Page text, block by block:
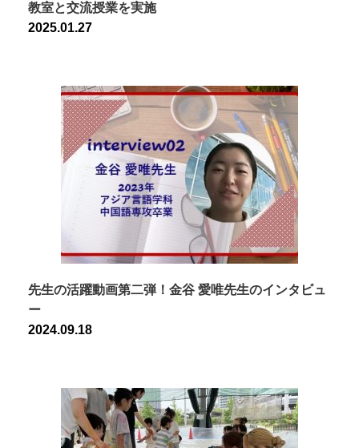
教室と交流授業を実施
2025.01.27
先生の活躍動画第二弾！金谷 愛唯先生のインタビュ
ー
2024.09.18